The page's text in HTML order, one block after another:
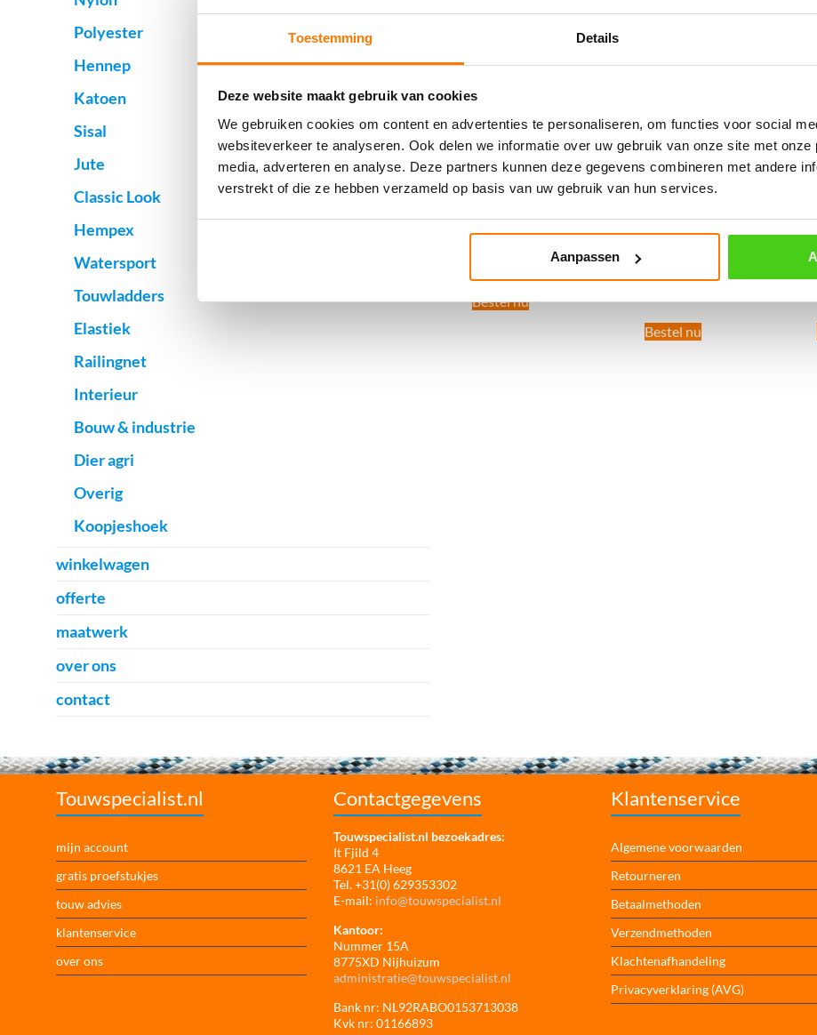
Toestemming Details
Deze website maakt gebruik van cookies
We gebruiken cookies om content en advertenties te personaliseren, om functies voor social
websiteverkeer te analyseren. Ook delen we informatie over uw gebruik van onze site met
media, adverteren en analyse. Deze partners kunnen deze gegevens combineren met andere
verstrekt of die ze hebben verzameld op basis van uw gebruik van hun services.
Aanpassen
kattenkrabpalen touw
incl. BTW
Bestel nu
kattenkrabpalen touw
Bestel nu
Polyester
Hennep
Katoen
Sisal
Jute
Classic Look
Hempex
Watersport
Touwladders
Elastiek
Railingnet
Interieur
Bouw & industrie
Dier agri
Overig
Koopjeshoek
winkelwagen
offerte
maatwerk
over ons
contact
Touwspecialist.nl
mijn account
gratis proefstukjes
touw advies
klantenservice
over ons
Contactgegevens
Touwspecialist.nl bezoekadres:
It Fjild 4
8621 EA Heeg
Tel. +31(0) 629353302
E-mail: info@touwspecialist.nl
Kantoor:
Nummer 15A
8775XD Nijhuizum
administratie@touwspecialist.nl
Bank nr: NL92RABO0153713038
Kvk nr: 01166893
Klantenservice
Algemene voorwaarden
Retourneren
Betaalmethoden
Verzendmethoden
Klachtenafhandeling
Privacyverklaring (AVG)